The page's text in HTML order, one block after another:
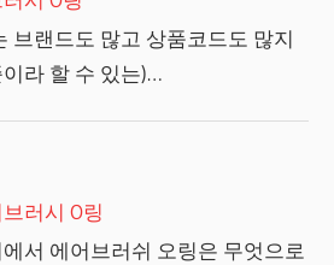
브랜드도 많고 상품코드도 많지
라 할 수 있는)…
러시 O링
서 에어브러쉬 오링은 무엇으로